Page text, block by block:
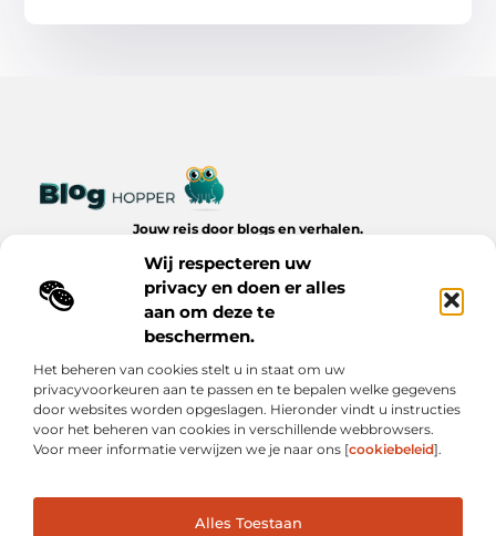
Wij respecteren uw
privacy en doen er alles
aan om deze te
beschermen.
Het beheren van cookies stelt u in staat om uw
privacyvoorkeuren aan te passen en te bepalen welke gegevens
door websites worden opgeslagen. Hieronder vindt u instructies
voor het beheren van cookies in verschillende webbrowsers.
Voor meer informatie verwijzen we je naar ons [cookiebeleid].
Alles Toestaan
Jouw reis door blogs en verhalen.
dagelijks leven op Bloghopper.nl.
Bericht categorie
Onze informatie